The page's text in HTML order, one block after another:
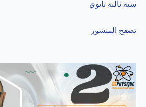
سنة ثالثة ثانوي
تصفح المنشور